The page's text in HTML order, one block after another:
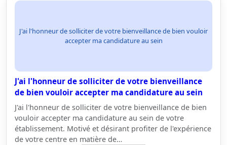
J'ai l'honneur de solliciter de votre bienveillance de bien vouloir
accepter ma candidature au sein
J'ai l'honneur de solliciter de votre bienveillance
de bien vouloir accepter ma candidature au sein
J'ai l'honneur de solliciter de votre bienveillance de bien
vouloir accepter ma candidature au sein de votre
établissement. Motivé et désirant profiter de l'expérience
de votre centre en matière de…